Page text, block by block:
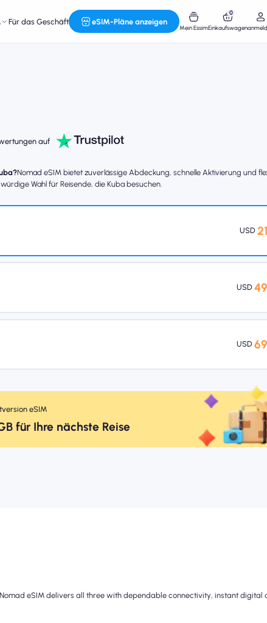
Für das Geschäft eSIM-Pläne anzeigen
Mein Essim
0
Einkaufswagen
auf
Nomad eSIM bietet zuverlässige Abdeckung, schnelle Aktivierung und
Wahl für Reisende, die Kuba besuchen.
USD 21
USD 49
USD 69
eSIM
für Ihre nächste Reise
eSIM delivers all three with dependable connectivity, instant digital